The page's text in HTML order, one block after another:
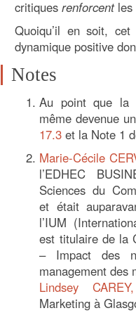
critiquesrenforcentles
Quoiqu’il en soit,
dynamique positive
Notes
Au point que la
même devenue
17.3 et la Note 1
Marie-Cécile
l’EDHEC
Sciences du
et était
l’IUM
est titulaire de la
– Impact des
management des
Lindsey
Marketing à